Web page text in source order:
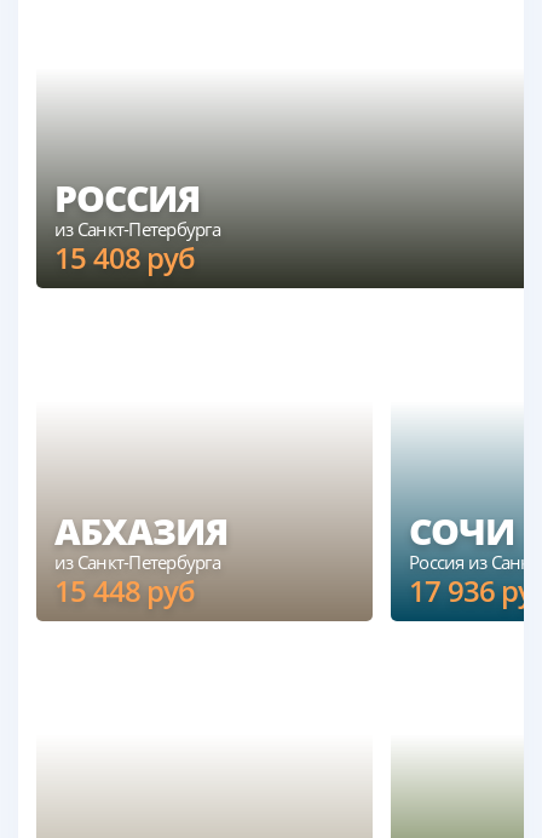
РОССИЯ
из Санкт-Петербурга
15 408руб
АБХАЗИЯ
из Санкт-Петербурга
15 448руб
СОЧИ
Россия из
17 936